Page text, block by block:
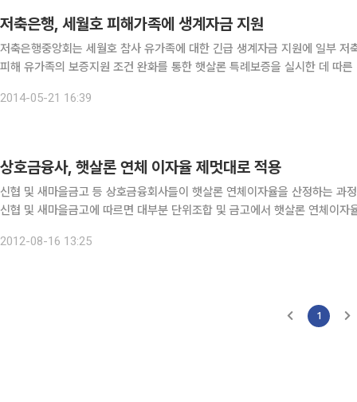
저축은행, 세월호 피해가족에 생계자금 지원
저축은행중앙회는 세월호 참사 유가족에 대한 긴급 생계자금 지원에 일부
피해 유가족의 보증지원 조건 완화를 통한 햇살론 특례보증을 실시한 데 따른 것이다. 이번 긴급 생계자금 지원대상은 세월
2014-05-21 16:39
상호금융사, 햇살론 연체 이자율 제멋대로 적용
신협 및 새마을금고 등 상호금융회사들이 햇살론 연체이자율을 산정하는 과정
신협 및 새마을금고에 따르면 대부분 단위조합 및 금고에서 햇살론 연체이
2012-08-16 13:25
1